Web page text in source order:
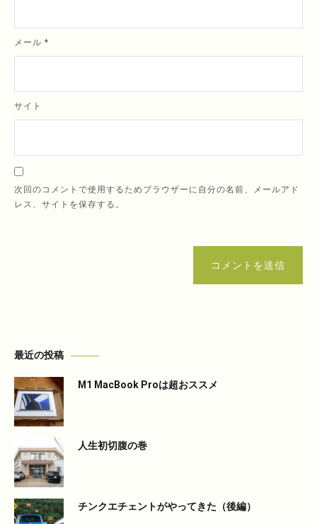
メール *
サイト
次回のコメントで使用するためブラウザーに自分の名前、メールアド
レス、サイトを保存する。
コメントを送信
最近の投稿
M1 MacBook Proは超おススメ
人生初切腹の巻
チンクエチェントがやってきた（後編）